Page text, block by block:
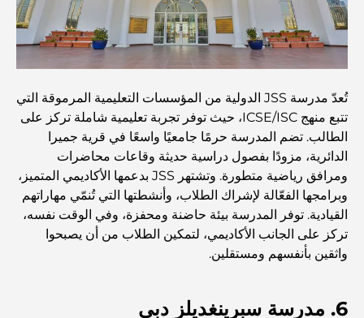
أفضل 7 مطاعم في خور دبي لتناول الطعام فيها
أفضل المدارس في دبي مارينا: دليل مناسب للعائلات
مطاعم في دبي هيلز: أفضل أماكن تناول الطعام في مركز متنامٍ
أفضل ملاعب الجولف للبطولات في دبي
المجتمعات السكنية المطلة على الواجهة البحرية في دبي: حياة
فاخرة على شاطئ البحر
أفضل البنوك في دبي للمقيمين الأجانب: دليل مصرفي شامل
تُعدّ مدرسة JSS الدولية من المؤسسات التعليمية المرموقة التي
تتبع منهج ICSE/ISC، حيث توفر تجربة تعليمية شاملة تركز على
الطالب. تضم المدرسة حرمًا جامعيًا واسعًا في قرية جميرا
الدائرية، مزودًا بفصول دراسية حديثة وقاعات محاضرات
ومرافق رياضية متطورة. وتشتهر JSS بدعمها الأكاديمي المتميز،
وبرامجها الفعّالة لإشراك الطلاب، وأنشطتها التي تُنمّي مهاراتهم
القيادية. توفر المدرسة بيئة حاضنة ومحفزة، وفي الوقت نفسه،
تركز على الجانب الأكاديمي، لتمكين الطلاب من أن يصبحوا
واثقين بأنفسهم ومستقلين.
6. مدرسة سبرينغديلز دبي